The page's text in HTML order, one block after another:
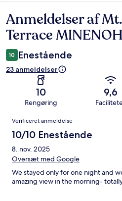
Anmeldelser
Anmeldelser af
Terrace
10 Enestående
23 anmeldelser
10
Rengøring
9,6
Anmeldelser
Verificeret anmeldelse
10/10 Enestående
8. nov. 2025
Oversæt med Google
We stayed only for one night and
amazing view in the morning-